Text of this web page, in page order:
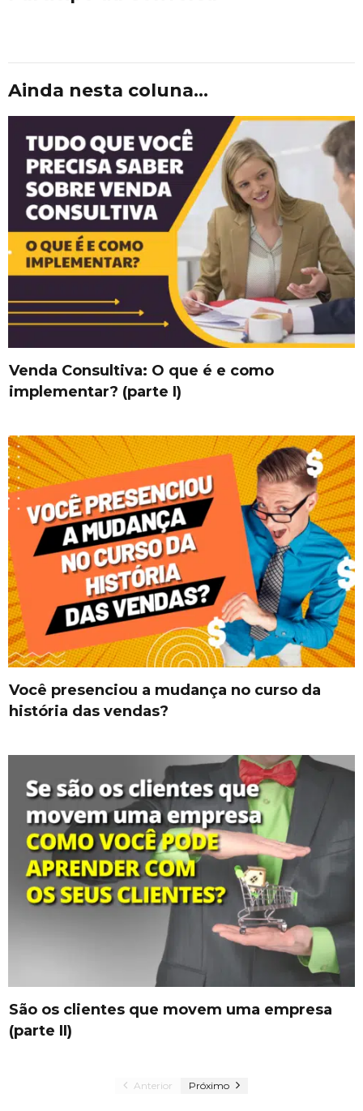
Ainda nesta coluna...
Venda Consultiva: O que é e como
implementar? (parte I)
Você presenciou a mudança no curso da
história das vendas?
São os clientes que movem uma empresa
(parte II)
Anterior Próximo